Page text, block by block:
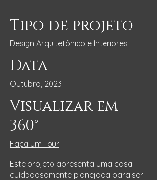
Tipo de projeto
Design Arquitetônico e Interiores
Data
Outubro, 2023
Visualizar em
360°
Faça um Tour
Este projeto apresenta uma casa
cuidadosamente planejada para ser